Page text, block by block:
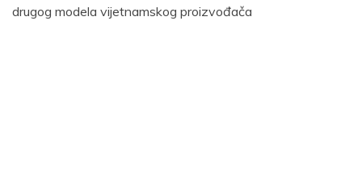
drugog modela vijetnamskog proizvođača